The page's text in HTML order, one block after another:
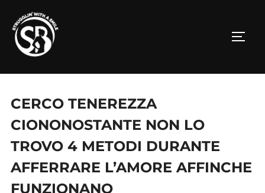
Inhalt
springen
CERCO TENEREZZA
CIONONOSTANTE NON LO
TROVO 4 METODI DURANTE
AFFERRARE L’AMORE AFFINCHE
FUNZIONANO